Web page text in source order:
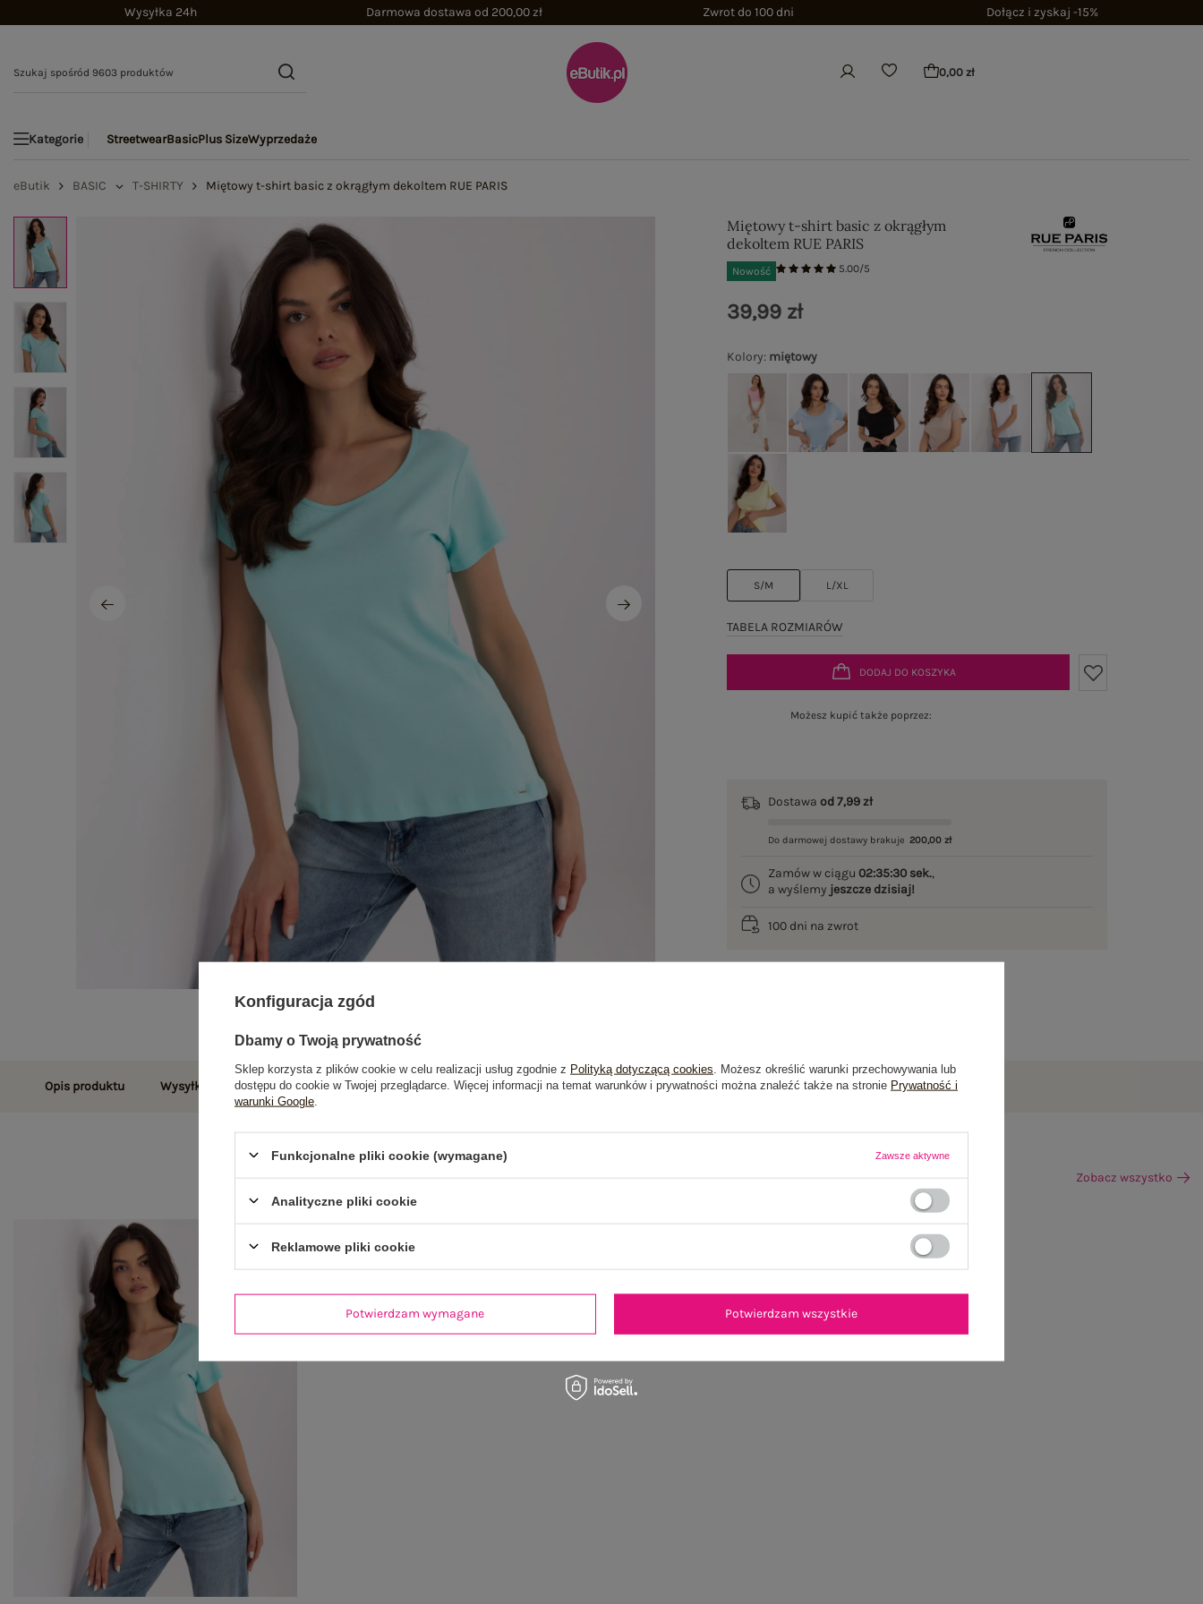
Wysyłka 24h Darmowa dostawa od 200,00 zł Zwrot do 100 dni Dołącz i zyskaj -15%
0,00 zł
Kategorie StreetwearBasicPlus SizeWyprzedaże
eButik BASIC T-SHIRTY Miętowy t-shirt basic z okrągłym dekoltem RUE PARIS
Miętowy t-shirt basic z okrągłym
dekoltem RUE PARIS
Nowość 5.00/5
Kolory: miętowy
S/M L/XL
TABELA ROZMIARÓW
39,99 zł
DODAJ DO KOSZYKA
Możesz kupić także poprzez:
Dostawaod 7,99 zł
Do darmowej dostawy brakuje 200,00 zł
Zamów w ciągu02:35:29 sek.,
a wyślemy jeszcze dzisiaj!
100 dni na zwrot
Opis produktu Wysyłka i dostawa Zwroty i reklamacje Opinie o produkcie(1)
Zobacz wszystko
Konfiguracja zgód
Dbamy o Twoją prywatność
Sklep korzysta z plików cookie w celu realizacji usług zgodnie z Polityką dotyczącą cookies . Możesz określić warunki przechowywania lub
dostępu do cookie w Twojej przeglądarce. Więcej informacji na temat warunków i prywatności można znaleźć także na stronie Prywatność i
warunki Google
Funkcjonalne pliki cookie (wymagane) Zawsze aktywne
Analityczne pliki cookie
Reklamowe pliki cookie
Potwierdzam wymagane Potwierdzam wszystkie